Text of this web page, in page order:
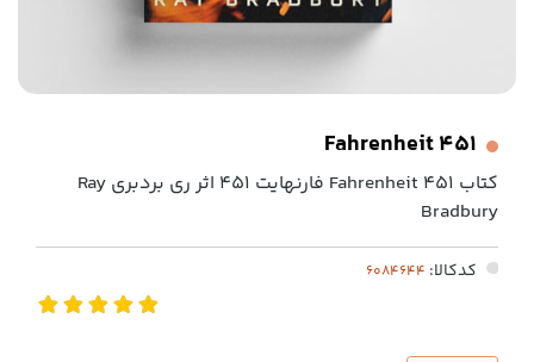
Fahrenheit 451
کتاب Fahrenheit 451 فارنهایت 451 اثر ری بردبری Ray
Bradbury
کدکالا: